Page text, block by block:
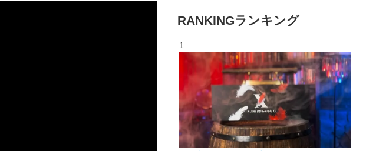
RANKINGランキング
1